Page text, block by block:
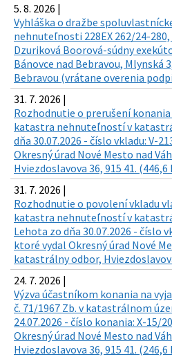
5. 8. 2026 |
Vyhláška o dražbe
nehnuteľnosti 228EX 262/24-
Dzuriková Boorová-súdny
Bánovce nad Bebravou, Mlynská
Bebravou (vrátane overenia
31. 7. 2026 |
Rozhodnutie o prerušení
katastra nehnuteľností v
dňa 30.07.2026 - číslo vkladu: V-
Okresný úrad Nové Mesto nad
Hviezdoslavova 36, 915 41. (446,6
31. 7. 2026 |
Rozhodnutie o povolení vkladu
katastra nehnuteľností v
Lehota zo dňa 30.07.2026 - číslo
ktoré vydal Okresný úrad Nové
katastrálny odbor,
24. 7. 2026 |
Výzva účastníkom konania na
č. 71/1967 Zb. v katastrálnom
24.07.2026 - číslo konania: X-15/
Okresný úrad Nové Mesto nad
Hviezdoslavova 36, 915 41. (246,6